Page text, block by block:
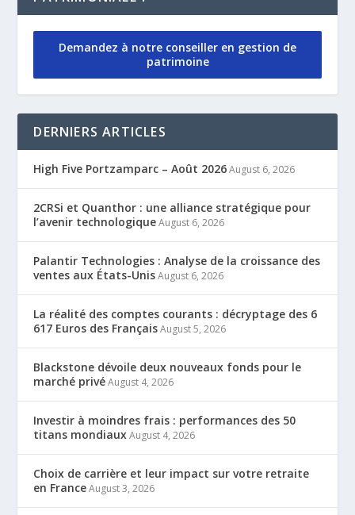
Demandez à notre conseiller en gestion de
patrimoine
DERNIERS ARTICLES
High Five Portzamparc – Août 2026 August 6, 2026
2CRSi et Quanthor : une alliance stratégique pour
l’avenir technologique August 6, 2026
Palantir Technologies : Analyse de la croissance des
ventes aux États-Unis August 6, 2026
La réalité des comptes courants : décryptage des 6
617 Euros des Français August 5, 2026
Blackstone dévoile deux nouveaux fonds pour le
marché privé August 4, 2026
Investir à moindres frais : performances des 50
titans mondiaux August 4, 2026
Choix de carrière et leur impact sur votre retraite
en France August 3, 2026